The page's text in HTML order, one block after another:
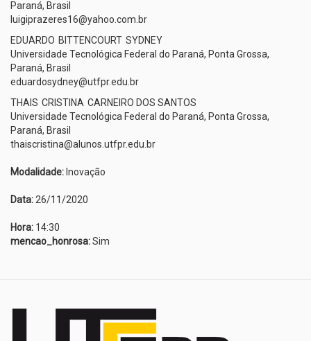
Paraná, Brasil
luigiprazeres16@yahoo.com.br
EDUARDO BITTENCOURT SYDNEY
Universidade Tecnológica Federal do Paraná, Ponta Grossa,
Paraná, Brasil
eduardosydney@utfpr.edu.br
THAIS CRISTINA CARNEIRO DOS SANTOS
Universidade Tecnológica Federal do Paraná, Ponta Grossa,
Paraná, Brasil
thaiscristina@alunos.utfpr.edu.br
Modalidade: Inovação
Data: 26/11/2020
Hora: 14:30
mencao_honrosa:Sim